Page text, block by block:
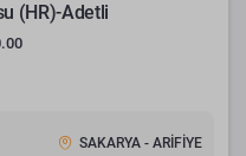
(HR)-Adetli
SAKARYA - ARİFİYE